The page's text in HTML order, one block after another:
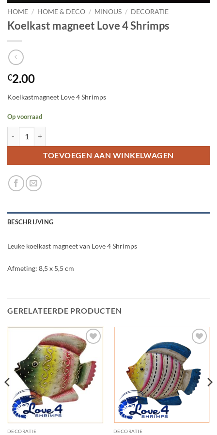
HOME / HOME & DECO / MINOUS / DECORATIE
Koelkast magneet Love 4 Shrimps
€2.00
Koelkastmagneet Love 4 Shrimps
Op voorraad
TOEVOEGEN AAN WINKELWAGEN
BESCHRIJVING
Leuke koelkast magneet van Love 4 Shrimps
Afmeting: 8,5 x 5,5 cm
GERELATEERDE PRODUCTEN
Add to
Wishlist
DECORATIE
Add to
Wishlist
DECORATIE